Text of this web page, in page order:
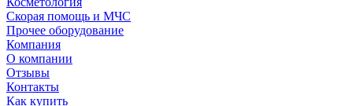
Скорая помощь и МЧС
Прочее оборудование
Компания
О компании
Отзывы
Контакты
Как купить